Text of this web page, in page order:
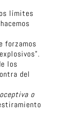
límites
forzamos
los
del
o